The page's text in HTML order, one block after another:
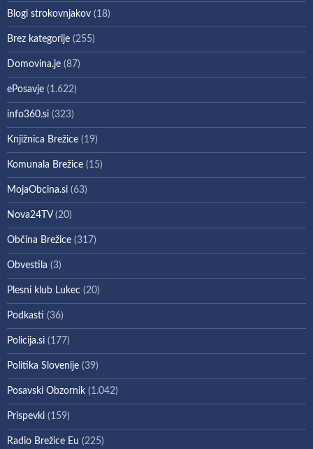
Blogi strokovnjakov (18)
Brez kategorije (255)
Domovina.je (87)
ePosavje (1.622)
info360.si (323)
Knjižnica Brežice (19)
Komunala Brežice (15)
MojaObcina.si (63)
Nova24TV(20)
Občina Brežice (317)
Obvestila (3)
Plesni klub Lukec (20)
Podkasti (36)
Policija.si (177)
Politika Slovenije (39)
Posavski Obzornik (1.042)
Prispevki (159)
Radio Brežice Eu (225)